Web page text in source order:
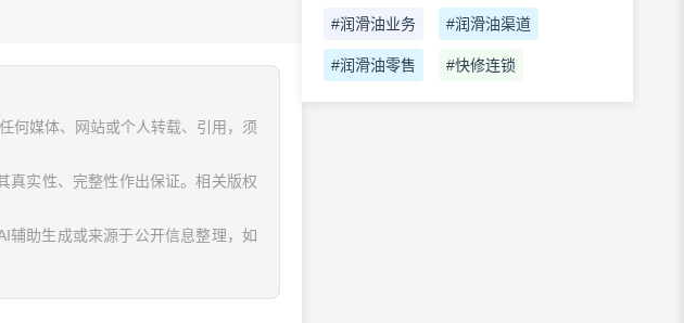
何媒体、网站或个人转载、引用，须
真实性、完整性作出保证。相关版权
辅助生成或来源于公开信息整理，如
#润滑油业务 #润滑油渠道
#润滑油零售 #快修连锁